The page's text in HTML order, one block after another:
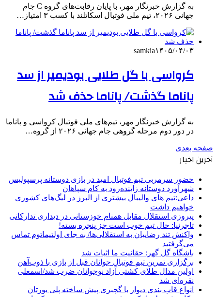
به گزارش خبرنگار مهر، با پایان رقابت‌های گروه C جام
جهانی ۲۰۲۶، تیم ملی فوتبال اسکاتلند با کسب ۳ امتیاز…
samkia۱۴۰۵/۰۴/۰۳
کرواسی با گل طلایی بودیمیر از سد
پاناما گذشت/ پاناما حذف شد
به گزارش خبرنگار مهر، تیم‌های ملی فوتبال کرواسی و پاناما
در دور دوم مرحله گروهی جام جهانی ۲۰۲۶ از گروه…
صفحه بعدی
آخرین اخبار
حضور سرمربی تیم فوتبال امید در بازی دوستانه پرسپولیس
شهرآورد دوستانه زاینده‌رود به کام سپاهان
داعی:تیم های والیبال بیشتری از البرز در لیگ‌های کشوری
خواهیم داشت
پیروزی استقلال مقابل همنام خوزستانی در دیداری تدارکاتی
تاجرنیا: حال تیم خوب است جز پنجره بسته!
واکنش تند رضاییان به استقلالی‌ها/ به جای اولتیماتوم تماس
می‌گرفتید
باشگاه گل گهر: حقانیت ما اثبات شد
برگزاری تمرین تیم فوتبال جوانان قبل از بازی با ذوب‌آهن
اولین مدال طلای کشتی آزاد نوجوانان ضرب شد/اسمعلی
نقره‌ای شد
انواع قاب بندی دیوار با گچبری پیش ساخته پلی یورتان